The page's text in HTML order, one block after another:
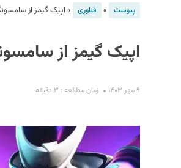
پیوست » فناوری »اپیک گیمز از
اپیک گیمز از
۹ مهر ۱۴۰۳ زمان مطالعه : ۳ دقیقه